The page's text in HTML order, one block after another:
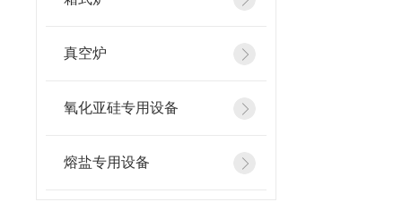
真空炉
氧化亚硅专用设备
熔盐专用设备